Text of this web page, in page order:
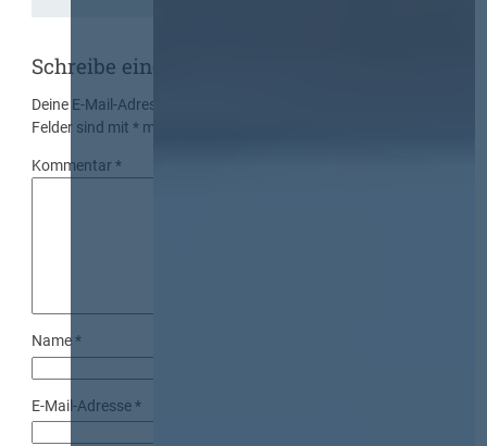
Schreibe einen Kommentar
Deine E-Mail-Adresse wird nicht veröffentlicht.
Felder sind mit* markiert
Kommentar*
Name*
E-Mail-Adresse*